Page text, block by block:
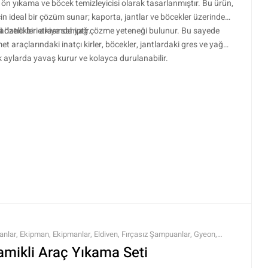
yıkama ve böcek temizleyicisi olarak tasarlanmıştır. Bu ürün,
ideal bir çözüm sunar; kaporta, jantlar ve böcekler üzerinde
bir etkiye sahiptir.
özellikleri arasında yağ çözme yeteneği bulunur. Bu sayede
araçlarındaki inatçı kirler, böcekler, jantlardaki gres ve yağ
aylarda yavaş kurur ve kolayca durulanabilir.
, Ekipman, Ekipmanlar, Eldiven, Fırçasız Şampuanlar, Gyeon,
,Şampuanlar, Tüm Ürünler,Tüm Ürünler,Yıkama Ekipmanları
ÜrünleriAraç Yıkama Seti